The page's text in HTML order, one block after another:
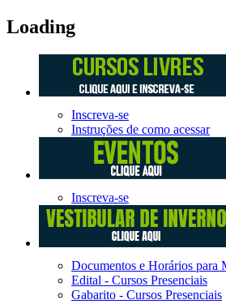
Loading
Inscreva-se
Instruções de como acessar
Inscreva-se
Documentos e Horários para
Edital - Cursos Presenciais
Gabarito - Cursos Presenciais